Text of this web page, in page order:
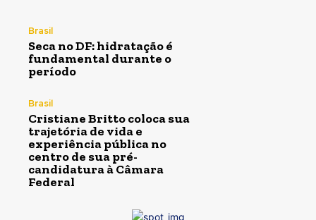
Brasil
Seca no DF: hidratação é
fundamental durante o
período
Brasil
Cristiane Britto coloca sua
trajetória de vida e
experiência pública no
centro de sua pré-
candidatura à Câmara
Federal